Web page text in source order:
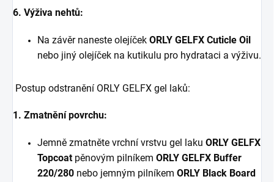
6. Výživa nehtů:
Na závěr naneste olejíček ORLY GELFX Cuticle Oil
nebo jiný olejíček na kutikulu pro hydrataci a výživu.
Postup odstranění ORLY GELFX gel laků:
1. Zmatnění povrchu:
Jemně zmatněte vrchní vrstvu gel laku ORLY GELFX
Topcoatpěnovým pilníkem ORLY GELFX Buffer
220/280 nebo jemným pilníkem ORLY Black Board